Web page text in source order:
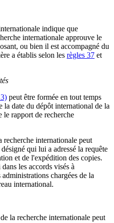
indique que
internationale approuve le
ou bien il est accompagné du
a établis selon les règles 37 et
peut être formée en tout temps
la date du dépôt international de la
le rapport de recherche
internationale peut
qui lui a adressé la requête
et de l'expédition des copies.
les accords visés à
chargées de la
international.
la recherche internationale peut